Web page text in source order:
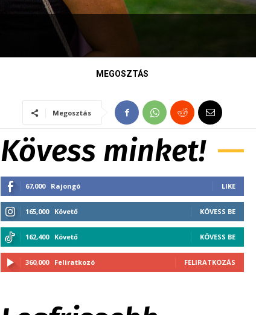
MEGOSZTÁS
Megosztás
Kövess minket!
67,000 Rajongó LIKE
165,000 Követő KÖVESS BE
162,400 Követő KÖVESS BE
360,000 Feliratkozó FELIRATKOZÁS